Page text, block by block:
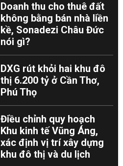
Doanh thu cho thuê đất
không bằng bán nhà liền
kề, Sonadezi Châu Đức
nói gì?
DXG rút khỏi hai khu đô
thị 6.200 tỷ ở Cần Thơ,
Phú Thọ
Điều chỉnh quy hoạch
Khu kinh tế Vũng Áng,
xác định vị trí xây dựng
khu đô thị và du lịch